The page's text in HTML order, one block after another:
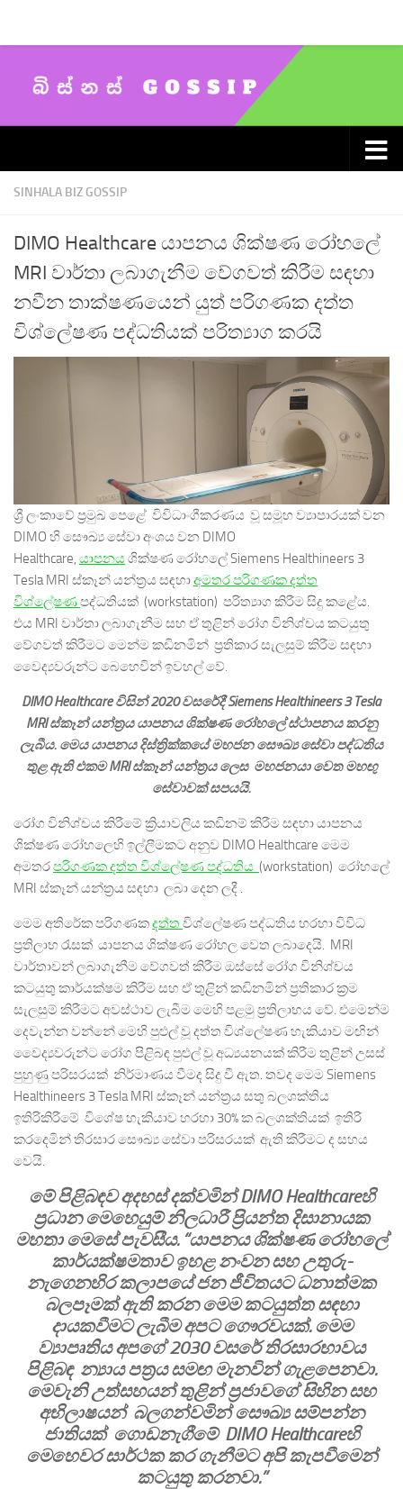
SINHALA BIZ GOSSIP
DIMO Healthcare යාපනය ශික්ෂණ රෝහලේ
MRI වාර්තා ලබාගැනීම වේගවත් කිරීම සඳහා
නවීන තාක්ෂණයෙන් යුත් පරිගණක දත්ත
විශ්ලේෂණ පද්ධතියක් පරිත්‍යාග කරයි
ශ්‍රී ලංකාවේ ප්‍රමුඛ පෙළේ විවිධාංගීකරණය වූ සමූහ ව්‍යාපාරයක් වන
DIMO හි සෞඛ්‍ය සේවා අංශය වන DIMO
Healthcare, යාපනයශික්ෂණ රෝහලේ Siemens Healthineers 3
Tesla MRI ස්කෑන් යන්ත්‍රය සඳහාඅමතරපරිගණක දත්ත
විශ්ලේෂණපද්ධතියක් (workstation) පරිත්‍යාග කිරීම සිදු කළේය.
එය MRI වාර්තා ලබාගැනීම සහ ඒ තුළින් රෝග විනිශ්චය කටයුතු
වේගවත් කිරීමට මෙන්ම කඩිනමින් ප්‍රතිකාර සැලසුම් කිරීම සඳහා
වෛද්‍යවරුන්ට බෙහෙවින් ඉවහල් වේ.
DIMO Healthcare විසින් 2020 වසරේදී Siemens Healthineers 3 Tesla
MRI ස්කෑන් යන්ත්‍රය යාපනය ශික්ෂණ රෝහලේ ස්ථාපනය කරනු
ලැබීය. මෙය යාපනය දිස්ත්‍රික්කයේ මහජන සෞඛ්‍ය සේවා පද්ධතිය
තුළ ඇති එකම MRI ස්කෑන් යන්ත්‍රය ලෙස මහජනයා වෙත මහඟු
සේවාවක් සපයයි.
රෝග විනිශ්චය කිරීමේ ක්‍රියාවලිය කඩිනම් කිරීම සඳහා යාපනය
ශික්ෂණ රෝහලෙහි ඉල්ලීමකට අනුව DIMO Healthcare මෙම
අමතරපරිගණක දත්ත විශ්ලේෂණ පද්ධතිය (workstation) රෝහලේ
MRI ස්කෑන් යන්ත්‍රය සඳහා ලබා දෙන ලදී .
මෙම අතිරේක පරිගණකදත්ත විශ්ලේෂණ පද්ධතිය හරහා විවිධ
ප්‍රතිලාභ රැසක් යාපනය ශික්ෂණ රෝහල වෙත ලබාදෙයි. MRI
වාර්තාවන් ලබාගැනීම වේගවත් කිරීම ඔස්සේ රෝග විනිශ්චය
කටයුතු කාර්යක්ෂම කිරීම සහ ඒ තුළින් කඩිනමින් ප්‍රතිකාර ක්‍රම
සැලසුම් කිරීමට අවස්ථාව ලැබීම මෙහි පළමු ප්‍රතිලාභය වේ. එමෙන්ම
දෙවැන්න වන්නේ මෙහි පුළුල් වූ දත්ත විශ්ලේෂණ හැකියාව මඟින්
වෛද්‍යවරුන්ට රෝග පිළිබඳ පුළුල් වූ අධ්‍යයනයක් කිරීම තුළින් උසස්
පුහුණු පරිසරයක් නිර්මාණය වීමද සිදු වී ඇත. තවද මෙම Siemens
Healthineers 3 Tesla MRI ස්කෑන් යන්ත්‍රය සතු බලශක්තිය
ඉතිරිකිරීමේ විශේෂ හැකියාව හරහා 30% ක බලශක්තියක් ඉතිරි
කරදෙමින් තිරසාර සෞඛ්‍ය සේවා පරිසරයක් ඇති කිරීමට ද සහය
වෙයි.
මේ පිළිබඳව අදහස් දක්වමින් DIMO Healthcareහි
ප්‍රධාන මෙහෙයුම් නිලධාරී ප්‍රියන්ත දිසානායක
මහතා මෙසේ පැවසීය. “යාපනය ශික්ෂණ රෝහලේ
කාර්යක්ෂමතාව ඉහළ නංවන සහ උතුරු-
නැගෙනහිර කලාපයේ ජන ජීවිතයට ධනාත්මක
බලපෑමක් ඇති කරන මෙම කටයුත්ත සඳහා
දායකවීමට ලැබීම අපට ගෞරවයක්. මෙම
ව්‍යාපෘතිය අපගේ 2030 වසරේ තිරසාරභාවය
පිළිබඳ න්‍යාය පත්‍රය සමඟ මැනවින් ගැළපෙනවා.
මෙවැනි උත්සහයන් තුළින් ප්‍රජාවගේ සිහින සහ
අභිලාෂයන් බලගන්වමින් සෞඛ්‍ය සම්පන්න
ජාතියක් ගොඩනැගීමේ DIMO Healthcareහි
මෙහෙවර සාර්ථක කර ගැනීමට අපි කැපවීමෙන්
කටයුතු කරනවා.”